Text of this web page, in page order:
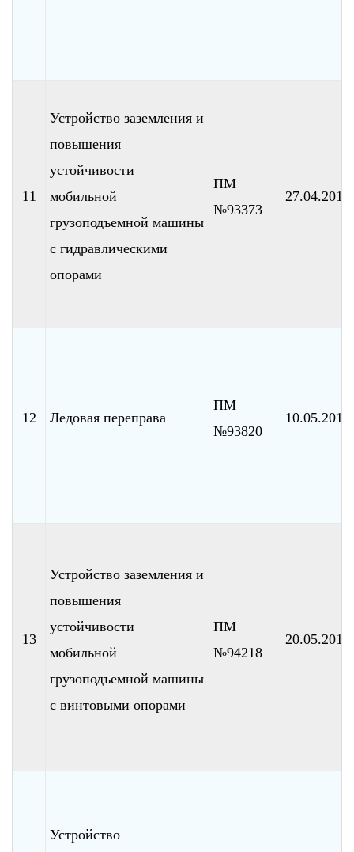
11
Устройство заземления и
повышения
устойчивости
мобильной
грузоподъемной машины
с гидравлическими
опорами
ПМ
№93373
27.04.2010
12 Ледовая переправа
ПМ
№93820
10.05.2010
13
Устройство заземления и
повышения
устойчивости
мобильной
грузоподъемной машины
с винтовыми опорами
ПМ
№94218
20.05.2010
Устройство